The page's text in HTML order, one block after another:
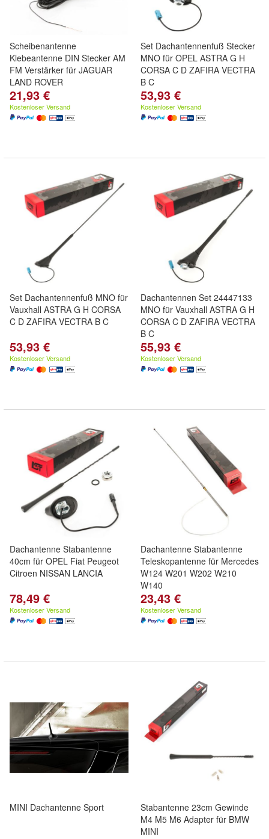
Scheibenantenne
Klebeantenne DIN Stecker AM
FM Verstärker für JAGUAR
LAND ROVER
21,93 €
Kostenloser Versand
Set Dachantennenfuß Stecker
MNO für OPEL ASTRA G H
CORSA C D ZAFIRA VECTRA
B C
53,93 €
Kostenloser Versand
Set Dachantennenfuß MNO für
Vauxhall ASTRA G H CORSA
C D ZAFIRA VECTRA B C
53,93 €
Kostenloser Versand
Dachantennen Set 24447133
MNO für Vauxhall ASTRA G H
CORSA C D ZAFIRA VECTRA
B C
55,93 €
Kostenloser Versand
Dachantenne Stabantenne
40cm für OPEL Fiat Peugeot
Citroen NISSAN LANCIA
78,49 €
Kostenloser Versand
Dachantenne Stabantenne
Teleskopantenne für Mercedes
W124 W201 W202 W210
W140
23,43 €
Kostenloser Versand
MINI Dachantenne Sport
Stabantenne 23cm Gewinde
M4 M5 M6 Adapter für BMW
MINI